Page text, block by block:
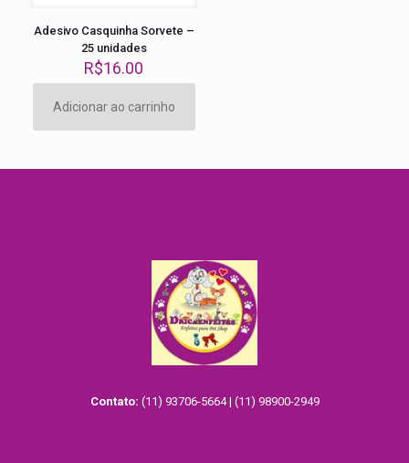
Adesivo Casquinha Sorvete –
25 unidades
R$16.00
Adicionar ao carrinho
Contato: (11) 93706-5664 | (11) 98900-2949